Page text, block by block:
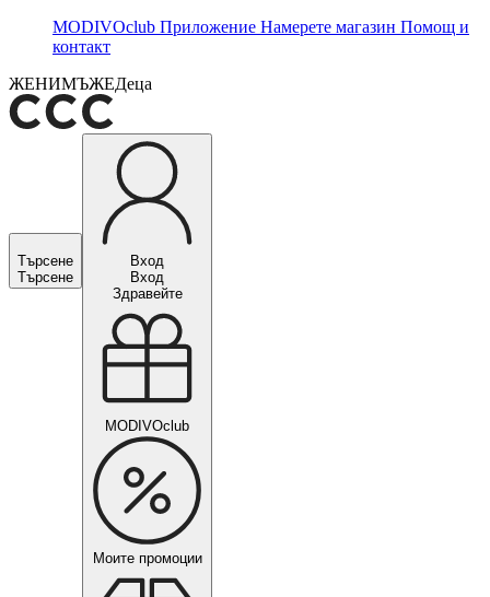
MODIVOclub Приложение Намерете магазин Помощ и
контакт
ЖЕНИМЪЖЕДеца
Търсене
Търсене
Вход
Вход
Здравейте
MODIVOclub
Моите промоции